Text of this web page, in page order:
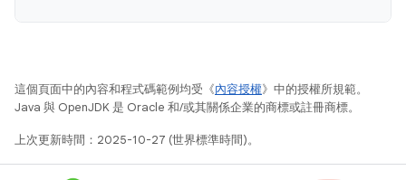
這個頁面中的內容和程式碼範例均受《內容授權》中的授權所規範。
Java 與 OpenJDK 是 Oracle 和/或其關係企業的商標或註冊商標。
上次更新時間：2025-10-27 (世界標準時間)。